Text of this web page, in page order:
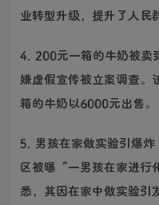
业转型升级，提升了人民
4. 200元一箱的牛奶被卖
嫌虚假宣传被立案调查。
箱的牛奶以6000元出售。
5. 男孩在家做实验引爆
区被曝“一男孩在家进行
悉，其因在家中做实验引